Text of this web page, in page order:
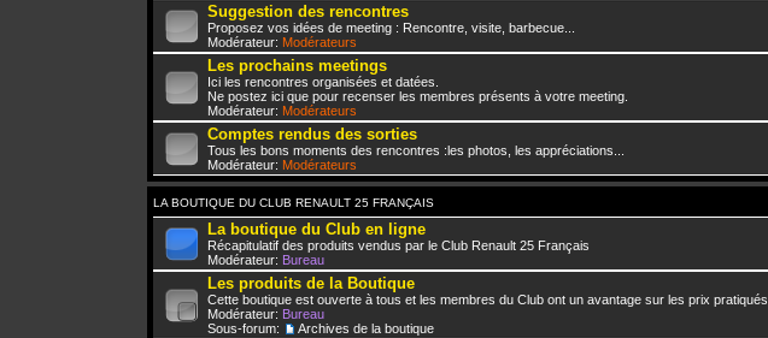
Suggestion des rencontres
Proposez vos idées de meeting : Rencontre, visite, barbecue...
Modérateur: Modérateurs
Les prochains meetings
Ici les rencontres organisées et datées.
Ne postez ici que pour recenser les membres présents à votre meeting.
Modérateur: Modérateurs
Comptes rendus des sorties
Tous les bons moments des rencontres :les photos, les appréciations...
Modérateur: Modérateurs
LA BOUTIQUE DU CLUB RENAULT 25 FRANÇAIS
La boutique du Club en ligne
Récapitulatif des produits vendus par le Club Renault 25 Français
Modérateur: Bureau
Les produits de la Boutique
Cette boutique est ouverte à tous et les membres du Club ont un avantage sur les prix pratiqués
Modérateur: Bureau
Sous-forum:
Archives de la boutique